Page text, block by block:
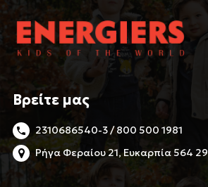
Βρείτε μας
2310686540-3 / 800 500 1981
Ρήγα Φεραίου 21, Ευκαρπία 564 29